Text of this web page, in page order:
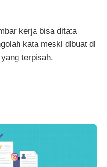
kerja bisa ditata
kata meski dibuat di
terpisah.